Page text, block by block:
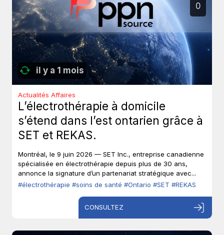
il y a 1 mois
0
Actualités Affaires
L’électrothérapie à domicile
s’étend dans l’est ontarien grâce à
SET et REKAS.
Montréal, le 9 juin 2026 — SET Inc., entreprise canadienne
spécialisée en électrothérapie depuis plus de 30 ans,
annonce la signature d’un partenariat stratégique avec...
#électrothérapie #soins de santé #Ontario #SET #REKAS
CONSULTEZ